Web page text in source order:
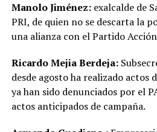
Manolo Jiménez: exalcalde de
PRI, de quien no se descarta la
una alianza con el Partido
Ricardo Mejia Berdeja:
desde agosto ha realizado actos
ya han sido denunciados por el
actos anticipados de campaña.